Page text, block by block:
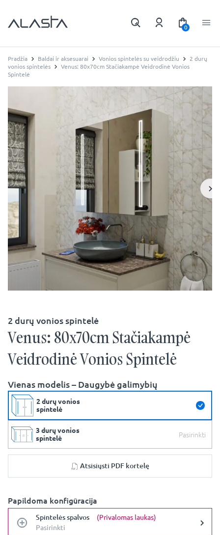
0
Pradžia Baldai ir aksesuarai Vonios spintelės su veidrodžiu
2 durų
vonios spintelės
Venus: 80x70cm Stačiakampė Veidrodinė Vonios
Spintelė
2 durų vonios spintelė
Venus: 80x70cm Stačiakampė
Veidrodinė Vonios Spintelė
Vienas modelis – Daugybė galimybių
2 durų vonios
spintelė
3 durų vonios
spintelė
Pasirinkti
Atsisiųsti PDF kortelę
Papildoma konfigūracija
Spintelės spalvos
(Privalomas laukas)
Pasirinkti